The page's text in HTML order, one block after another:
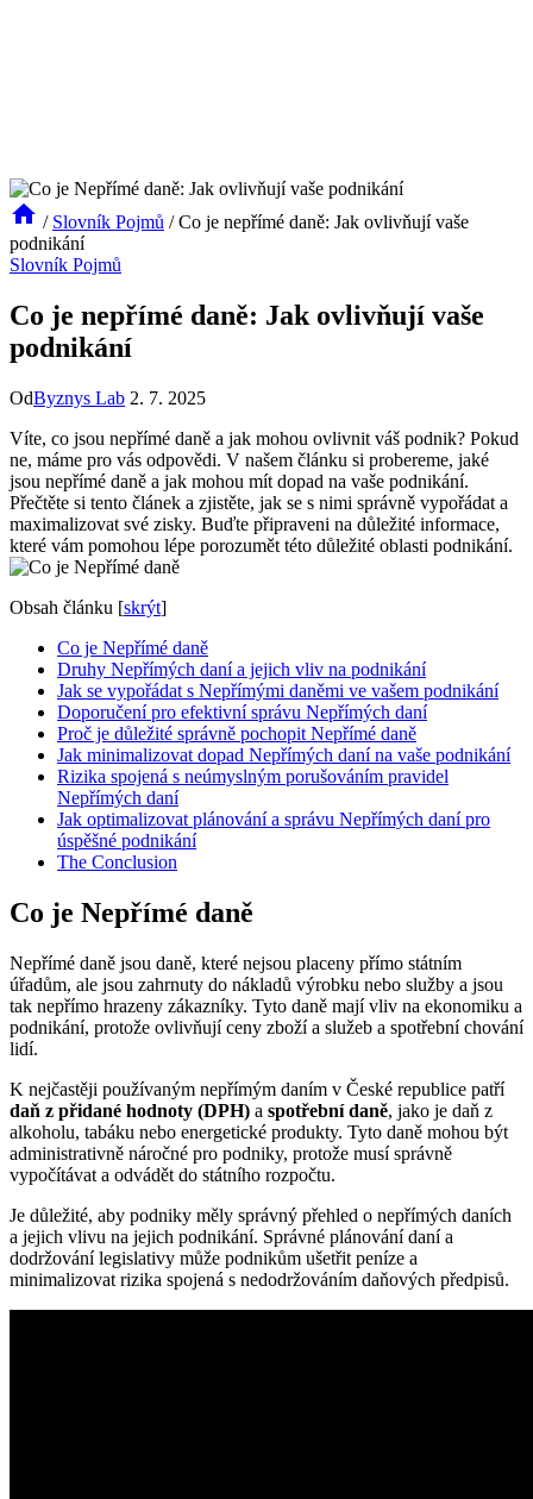
/ Slovník Pojmů / Co je nepřímé daně: Jak ovlivňují vaše
podnikání
Slovník Pojmů
Co je nepřímé daně: Jak ovlivňují vaše
podnikání
OdByznys Lab 2. 7. 2025
Víte, co jsou nepřímé daně a jak mohou ovlivnit váš podnik? Pokud
ne, máme pro vás odpovědi. V našem článku si probereme, jaké
jsou nepřímé daně a jak mohou mít dopad na vaše podnikání.
Přečtěte si tento článek a zjistěte, jak se s nimi správně vypořádat a
maximalizovat své zisky. Buďte připraveni na důležité informace,
které vám pomohou lépe porozumět této důležité oblasti podnikání.
Obsah článku [skrýt]
Co je Nepřímé daně
Druhy Nepřímých daní a jejich vliv na podnikání
Jak se vypořádat s Nepřímými daněmi ve vašem podnikání
Doporučení pro efektivní správu Nepřímých daní
Proč je důležité správně pochopit Nepřímé daně
Jak minimalizovat dopad Nepřímých daní na vaše podnikání
Rizika spojená s neúmyslným porušováním pravidel
Nepřímých daní
Jak optimalizovat plánování a správu Nepřímých daní pro
úspěšné podnikání
The Conclusion
Co je Nepřímé daně
Nepřímé daně jsou daně, které nejsou placeny přímo státním
úřadům, ale jsou zahrnuty do nákladů výrobku nebo služby a jsou
tak nepřímo hrazeny zákazníky. Tyto daně mají vliv na ekonomiku a
podnikání, protože ovlivňují ceny zboží a služeb a spotřební chování
lidí.
K nejčastěji používaným nepřímým daním v České republice patří
daň z přidané hodnoty (DPH) a spotřební daně, jako je daň z
alkoholu, tabáku nebo energetické produkty. Tyto daně mohou být
administrativně náročné pro podniky, protože musí správně
vypočítávat a odvádět do státního rozpočtu.
Je důležité, aby podniky měly správný přehled o nepřímých daních
a jejich vlivu na jejich podnikání. Správné plánování daní a
dodržování legislativy může podnikům ušetřit peníze a
minimalizovat rizika spojená s nedodržováním daňových předpisů.